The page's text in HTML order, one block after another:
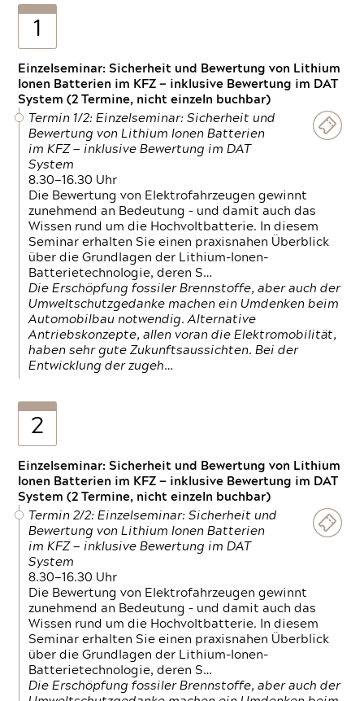
1
Einzelseminar: Sicherheit und Bewertung von Lithium
Ionen Batterien im KFZ — inklusive Bewertung im DAT
System (2 Termine, nicht einzeln buchbar)
Termin 1/2: Einzelseminar: Sicherheit und
Bewertung von Lithium Ionen Batterien
im KFZ — inklusive Bewertung im DAT
System
8.30—16.30 Uhr
Die Bewertung von Elektrofahrzeugen gewinnt
zunehmend an Bedeutung – und damit auch das
Wissen rund um die Hochvoltbatterie. In diesem
Seminar erhalten Sie einen praxisnahen Überblick
über die Grundlagen der Lithium-Ionen-
Batterietechnologie, deren S…
Die Erschöpfung fossiler Brennstoffe, aber auch der
Umweltschutzgedanke machen ein Umdenken beim
Automobilbau notwendig. Alternative
Antriebskonzepte, allen voran die Elektromobilität,
haben sehr gute Zukunftsaussichten. Bei der
Entwicklung der zugeh…
2
Einzelseminar: Sicherheit und Bewertung von Lithium
Ionen Batterien im KFZ — inklusive Bewertung im DAT
System (2 Termine, nicht einzeln buchbar)
Termin 2/2: Einzelseminar: Sicherheit und
Bewertung von Lithium Ionen Batterien
im KFZ — inklusive Bewertung im DAT
System
8.30—16.30 Uhr
Die Bewertung von Elektrofahrzeugen gewinnt
zunehmend an Bedeutung – und damit auch das
Wissen rund um die Hochvoltbatterie. In diesem
Seminar erhalten Sie einen praxisnahen Überblick
über die Grundlagen der Lithium-Ionen-
Batterietechnologie, deren S…
Die Erschöpfung fossiler Brennstoffe, aber auch der